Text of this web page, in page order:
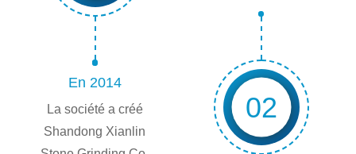
En 2014
La société a créé
Shandong Xianlin
02